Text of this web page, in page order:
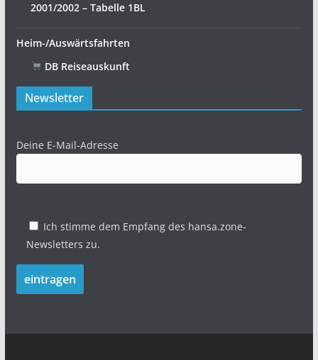
2001/2002 – Tabelle 1BL
Heim-/Auswärtsfahrten
DB Reiseauskunft
Newsletter
Deine E-Mail-Adresse
Ich stimme dem Empfang des hansa.zone-
Newsletters zu.